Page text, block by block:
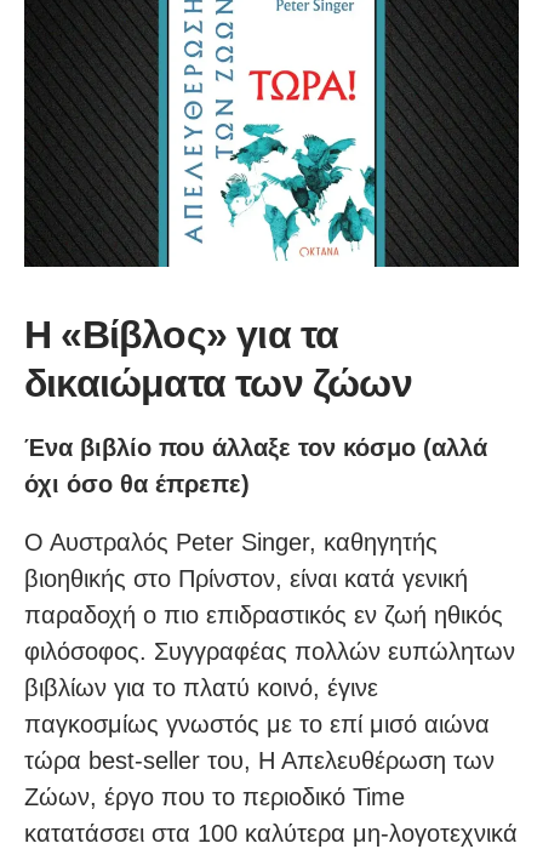
Η «Βίβλος» για τα
δικαιώματα των ζώων
Ένα βιβλίο που άλλαξε τον κόσμο (αλλά
όχι όσο θα έπρεπε)
Ο Αυστραλός Peter Singer, καθηγητής
βιοηθικής στο Πρίνστον, είναι κατά γενική
παραδοχή ο πιο επιδραστικός εν ζωή ηθικός
φιλόσοφος. Συγγραφέας πολλών ευπώλητων
βιβλίων για το πλατύ κοινό, έγινε
παγκοσμίως γνωστός με το επί μισό αιώνα
τώρα best-seller του, Η Απελευθέρωση των
Ζώων, έργο που το περιοδικό Time
κατατάσσει στα 100 καλύτερα μη-λογοτεχνικά